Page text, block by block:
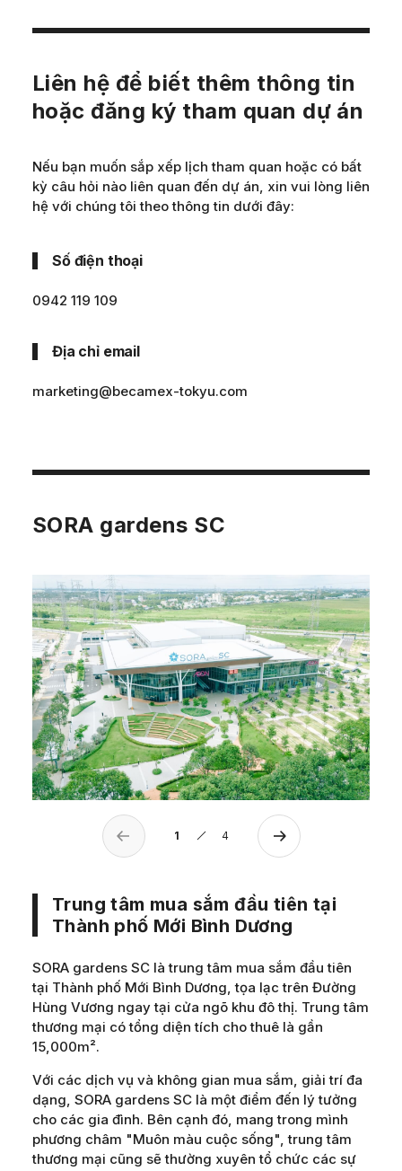
Liên hệ để biết thêm thông tin
hoặc đăng ký tham quan dự án
Nếu bạn muốn sắp xếp lịch tham quan hoặc có bất
kỳ câu hỏi nào liên quan đến dự án, xin vui lòng liên
hệ với chúng tôi theo thông tin dưới đây:
Số điện thoại
0942 119 109
Địa chỉ email
marketing@becamex-tokyu.com
SORA gardens SC
1 4
Trung tâm mua sắm đầu tiên tại
Thành phố Mới Bình Dương
SORA gardens SC là trung tâm mua sắm đầu tiên
tại Thành phố Mới Bình Dương, tọa lạc trên Đường
Hùng Vương ngay tại cửa ngõ khu đô thị. Trung tâm
thương mại có tổng diện tích cho thuê là gần
15,000m².
Với các dịch vụ và không gian mua sắm, giải trí đa
dạng, SORA gardens SC là một điểm đến lý tưởng
cho các gia đình. Bên cạnh đó, mang trong mình
phương châm "Muôn màu cuộc sống", trung tâm
thương mại cũng sẽ thường xuyên tổ chức các sự